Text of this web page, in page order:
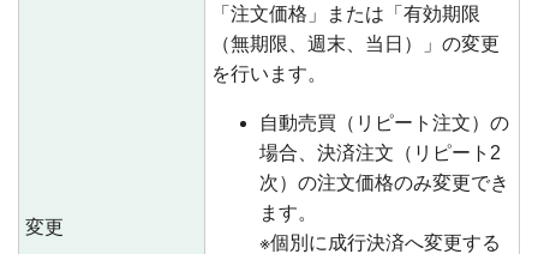
変更
「注文価格」または「有効期限
（無期限、週末、当日）」の変更
を行います。
自動売買（リピート注文）の
場合、決済注文（リピート2
次）の注文価格のみ変更でき
ます。
※個別に成行決済へ変更する